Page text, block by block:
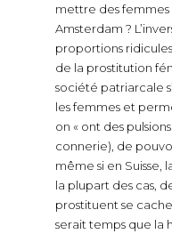
mettre des femmes
Amsterdam ?
proportions
de la prostitution
société patriarcale
les femmes et
on « ont des
connerie), de
même si en Suisse,
la plupart des cas,
prostituent se
serait temps que la